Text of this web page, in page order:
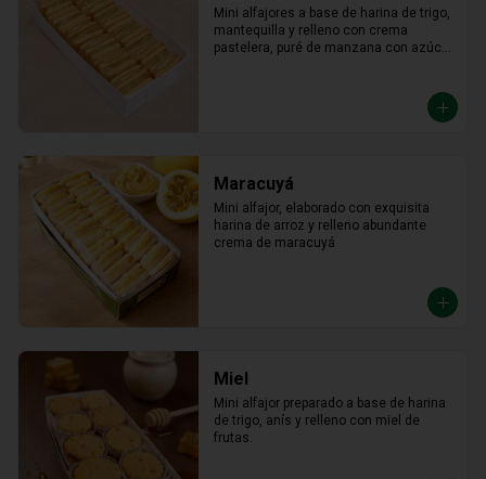
Mini alfajores a base de harina de trigo,
mantequilla y relleno con crema
pastelera, puré de manzana con azúcar
Maracuyá
Mini alfajor, elaborado con exquisita
harina de arroz y relleno abundante
crema de maracuyá
Miel
Mini alfajor preparado a base de harina
de trigo, anís y relleno con miel de
frutas.